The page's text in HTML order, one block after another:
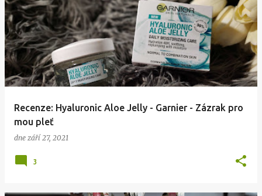
Recenze: Hyaluronic Aloe Jelly - Garnier - Zázrak pro
mou pleť
dne září 27, 2021
3